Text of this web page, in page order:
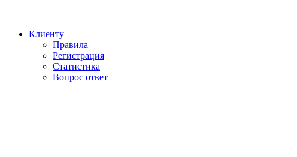
Клиенту
Правила
Регистрация
Статистика
Вопрос ответ